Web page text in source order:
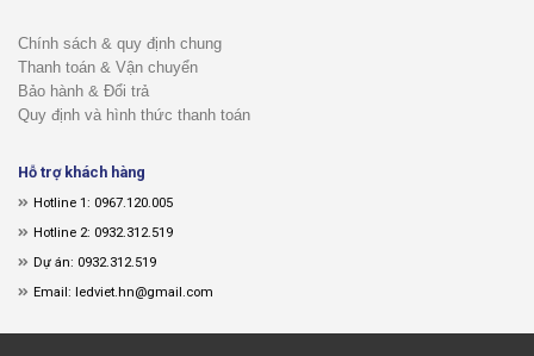
Chính sách & quy định chung
Thanh toán & Vận chuyển
Bảo hành & Đổi trả
Quy định và hình thức thanh toán
Hỗ trợ khách hàng
Hotline 1: 0967.120.005
Hotline 2: 0932.312.519
Dự án: 0932.312.519
Email: ledviet.hn@gmail.com